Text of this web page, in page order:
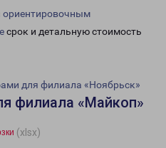
ориентировочным
срок и детальную стоимость
для филиала «Ноябрьск»
филиала «Майкоп»
(xlsx)